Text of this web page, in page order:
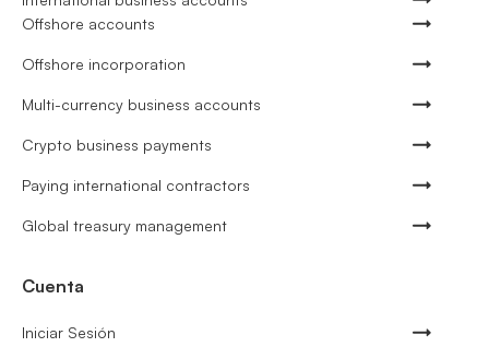
Offshore accounts
Offshore incorporation
Multi-currency business accounts
Crypto business payments
Paying international contractors
Global treasury management
Cuenta
Iniciar Sesión